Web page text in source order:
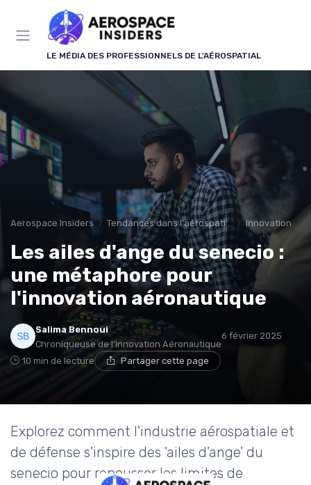
LE MÉDIA DES PROFESSIONNELS DE L'AÉROSPATIAL
Aerospace Insiders Tendances dans l'aérospatial Innovation
Les ailes d'ange du senecio :
une métaphore pour
l'innovation aéronautique
Salima Bennoui
Chroniqueuse de l'Innovation Aéronautique
6 février 2025
10 min de lecture Partager cette page
Explorez comment l'industrie aérospatiale et
de défense s'inspire des 'ailes d'ange' du
senecio pour repousser les limites de
Panneau de gestion des cookies